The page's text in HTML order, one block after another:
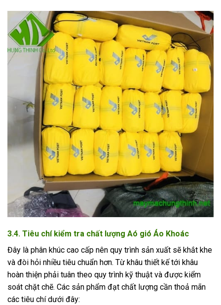
3.4. Tiêu chí kiểm tra chất lượng Aó gió Áo Khoác
Đây là phân khúc cao cấp nên quy trình sản xuất sẽ khắt khe
và đòi hỏi nhiều tiêu chuẩn hơn. Từ khâu thiết kế tới khâu
hoàn thiện phải tuân theo quy trình kỹ thuật và được kiểm
soát chặt chẽ. Các sản phẩm đạt chất lượng cần thoả mãn
các tiêu chí dưới đây: